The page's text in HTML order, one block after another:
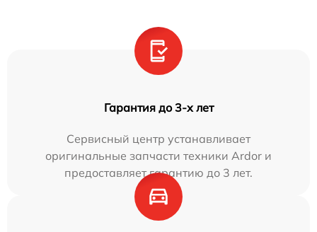
Гарантия до 3-х лет
Сервисный центр устанавливает
оригинальные запчасти техники Ardor и
предоставляет гарантию до 3 лет.